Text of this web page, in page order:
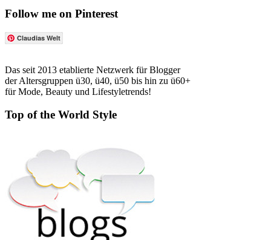
Follow me on Pinterest
Claudias Welt
Das seit 2013 etablierte Netzwerk für Blogger
der Altersgruppen ü30, ü40, ü50 bis hin zu ü60+
für Mode, Beauty und Lifestyletrends!
Top of the World Style